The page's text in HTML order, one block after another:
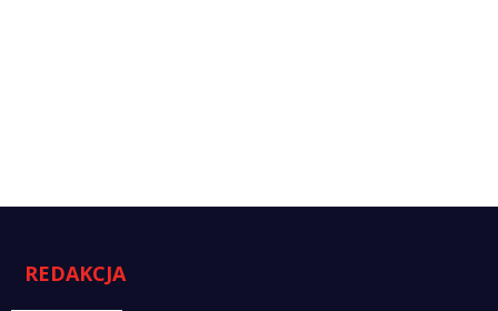
REDAKCJA